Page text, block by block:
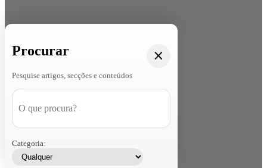
Procurar
Pesquise artigos, secções e conteúdos
Categoria: